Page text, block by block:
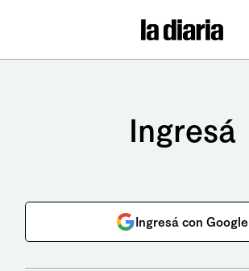
Ingresá
Ingresá con Google